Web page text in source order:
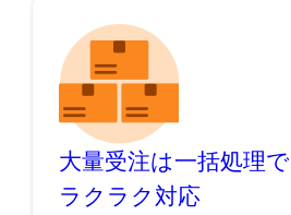
大量受注は一括処理で
ラクラク対応